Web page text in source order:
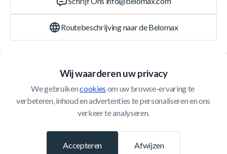
Wij waarderen uw privacy
We gebruiken cookies om uw browse-ervaring te
verbeteren, inhoud en advertenties te personaliseren en ons
verkeer te analyseren.
Afwijzen
Accepteren
Klantenservice
Routebeschrijving naar de Belomax